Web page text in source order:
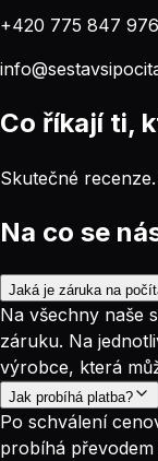
+420 775 847 976
Co říkají ti,
Skutečné
Na co se
Jaká je záruka na
Na všechny naše
záruku. Na
výrobce, která
Jak probíhá platba?
Po schválení
probíhá